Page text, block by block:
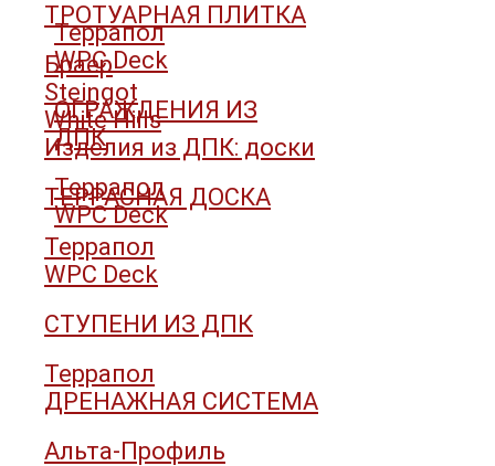
Террапол
WPC Deck
ОГРАЖДЕНИЯ ИЗ
ДПК
Террапол
WPC Deck
ТРОТУАРНАЯ ПЛИТКА
Браер
Steingot
White Hills
Изделия из ДПК: доски
ТЕРРАСНАЯ ДОСКА
Террапол
WPC Deck
СТУПЕНИ ИЗ ДПК
Террапол
ДРЕНАЖНАЯ СИСТЕМА
Альта-Профиль